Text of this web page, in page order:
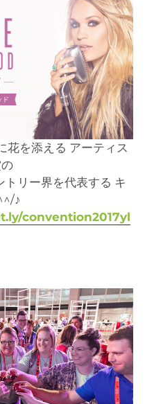
花を添える アーティス
トリー界を代表する キ
♪
convention2017yl